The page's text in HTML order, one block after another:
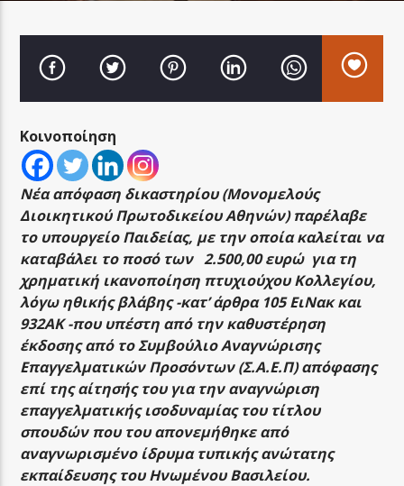
LA FAMIGLIA RADIO
LA FAMIGLIA ΝΗΣΙΩΤΙΚΑ
Κοινοποίηση
Νέα απόφαση δικαστηρίου (Μονομελούς
Διοικητικού Πρωτοδικείου Αθηνών) παρέλαβε
το υπουργείο Παιδείας, με την οποία καλείται να
καταβάλει το ποσό των 2.500,00 ευρώ για τη
χρηματική ικανοποίηση πτυχιούχου Κολλεγίου,
λόγω ηθικής βλάβης -κατ’ άρθρα 105 ΕιΝακ και
932ΑΚ -που υπέστη από την καθυστέρηση
έκδοσης από το Συμβούλιο Αναγνώρισης
Επαγγελματικών Προσόντων (Σ.Α.Ε.Π) απόφασης
επί της αίτησής του για την αναγνώριση
επαγγελματικής ισοδυναμίας του τίτλου
σπουδών που του απονεμήθηκε από
αναγνωρισμένο ίδρυμα τυπικής ανώτατης
εκπαίδευσης του Ηνωμένου Βασιλείου.